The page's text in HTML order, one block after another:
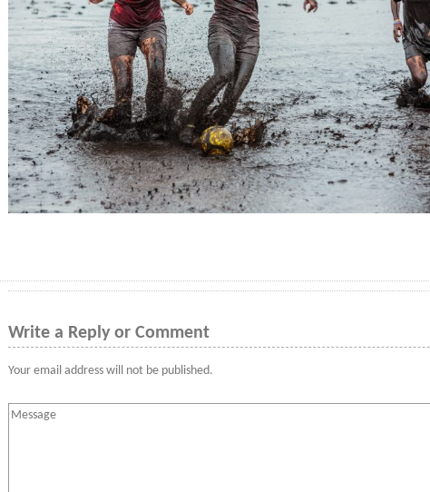
Write a Reply or Comment
Your email address will not be published.